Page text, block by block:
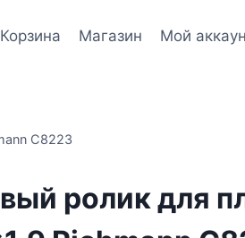
Корзина Магазин Мой
C8223
ролик для